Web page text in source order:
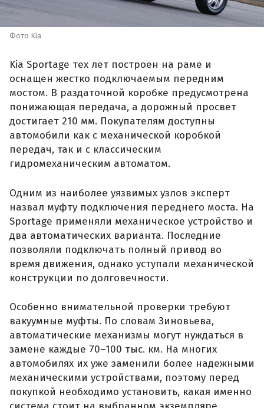
Фото Kia
Kia Sportage тех лет построен на раме и
оснащен жестко подключаемым передним
мостом. В раздаточной коробке предусмотрена
понижающая передача, а дорожный просвет
достигает 210 мм. Покупателям доступны
автомобили как с механической коробкой
передач, так и с классическим
гидромеханическим автоматом.
Одним из наиболее уязвимых узлов эксперт
назвал муфту подключения переднего моста. На
Sportage применяли механическое устройство и
два автоматических варианта. Последние
позволяли подключать полный привод во
время движения, однако уступали механической
конструкции по долговечности.
Особенно внимательной проверки требуют
вакуумные муфты. По словам Зиновьева,
автоматические механизмы могут нуждаться в
замене каждые 70–100 тыс. км. На многих
автомобилях их уже заменили более надежными
механическими устройствами, поэтому перед
покупкой необходимо установить, какая именно